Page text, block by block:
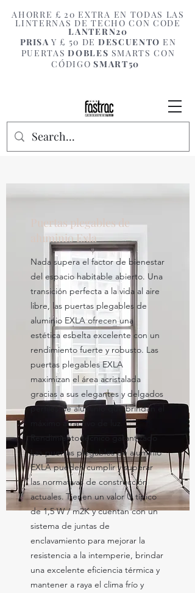
AHORRE £ 20 EXTRA EN TODAS LAS
LINTERNAS DE TECHO CON CODE
LANTERN20
PRISA Y £ 50 DE DESCUENTO EN
PUERTAS DOBLES SMARTS CON
CÓDIGO SMART50
Puertas plegables de
aluminio Exla
Nada supera el factor de bienestar
del espacio habitable abierto. Una
transición perfecta a la vida al aire
libre, las puertas plegables de
aluminio EXLA ofrecen una
estética esbelta excelente con un
rendimiento fuerte y robusto. Las
puertas plegables EXLA
maximizan el área acristalada
gracias a sus elegantes y delgados
perfiles de aluminio que brindan el
máximo atractivo de luz.
Rendimiento técnico garantizado
Las puertas plegables de aluminio
EXLA pueden cumplir y superar
las normativas de construcción
actuales. Tienen un valor U típico
de 1,5 W / m2K y cuentan con un
sistema de juntas de
enclavamiento para mejorar la
resistencia a la intemperie, brindar
una excelente eficiencia térmica y
mantener a raya el clima frío y